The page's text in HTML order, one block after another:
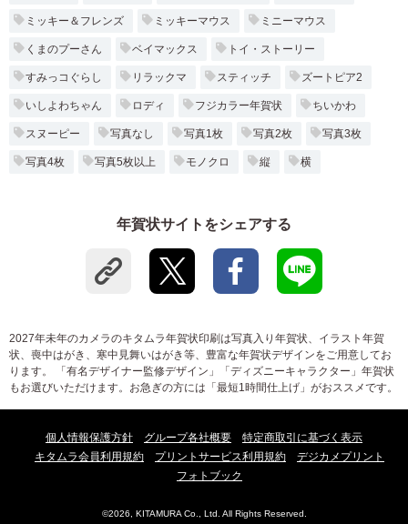
ミッキー＆フレンズ ミッキーマウス ミニーマウス
くまのプーさん ベイマックス トイ・ストーリー
すみっコぐらし リラックマ スティッチ ズートピア2
いしよわちゃん ロディ フジカラー年賀状 ちいかわ
スヌーピー 写真なし 写真1枚 写真2枚 写真3枚
写真4枚 写真5枚以上 モノクロ 縦 横
年賀状サイトをシェアする
2027年未年のカメラのキタムラ年賀状印刷は写真入り年賀状、イラスト年賀
状、喪中はがき、寒中見舞いはがき等、豊富な年賀状デザインをご用意してお
ります。 「有名デザイナー監修デザイン」「ディズニーキャラクター」年賀状
もお選びいただけます。お急ぎの方には「最短1時間仕上げ」がおススメです。
個人情報保護方針 グループ各社概要
特定商取引に基づく表示
キタムラ会員利用規約
プリントサービス利用規約
デジカメプリント
フォトブック
©2026, KITAMURA Co., Ltd. All Rights Reserved.